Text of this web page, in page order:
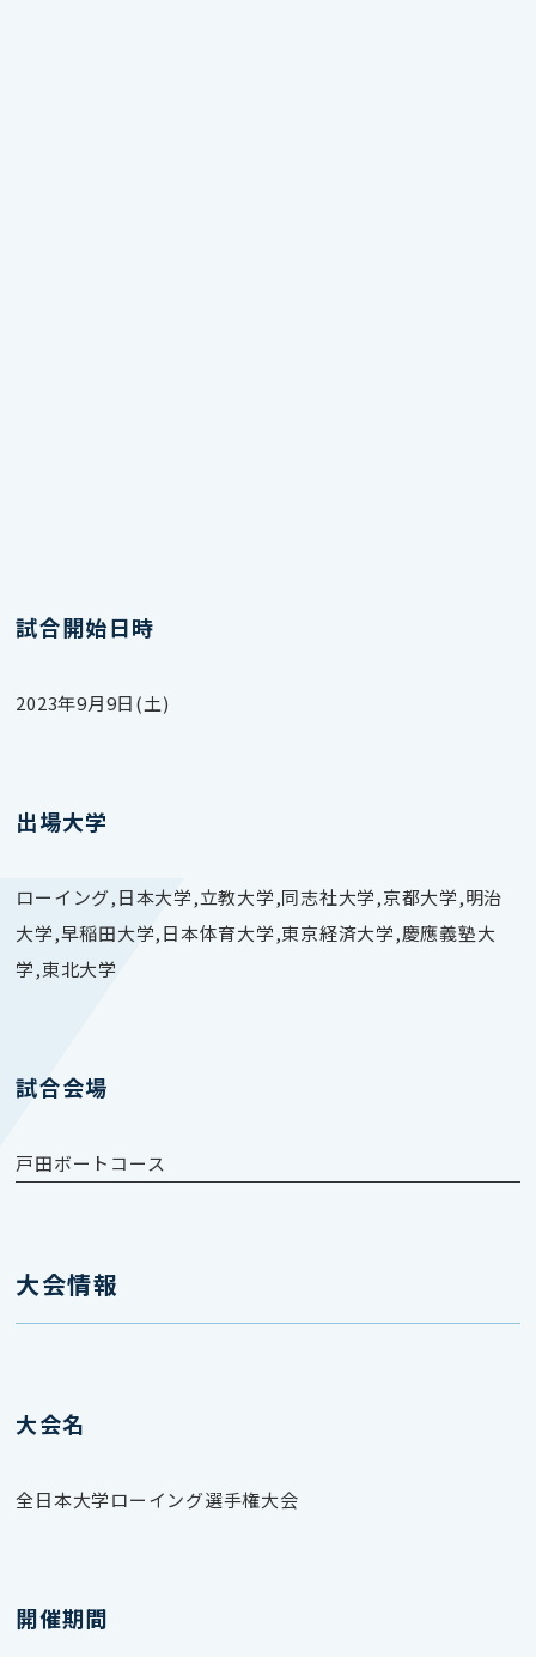
試合開始日時
2023年9月9日(土)
出場大学
ローイング,日本大学,立教大学,同志社大学,京都大学,明治
大学,早稲田大学,日本体育大学,東京経済大学,慶應義塾大
学,東北大学
試合会場
戸田ボートコース
大会情報
大会名
全日本大学ローイング選手権大会
開催期間